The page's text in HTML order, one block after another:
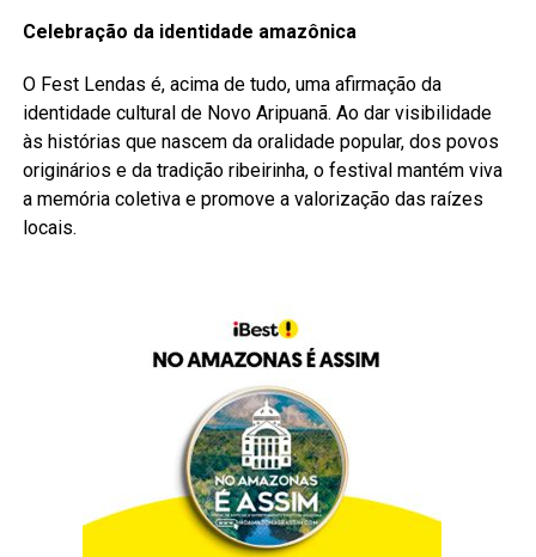
Celebração da identidade amazônica
O Fest Lendas é, acima de tudo, uma afirmação da
identidade cultural de Novo Aripuanã. Ao dar visibilidade
às histórias que nascem da oralidade popular, dos povos
originários e da tradição ribeirinha, o festival mantém viva
a memória coletiva e promove a valorização das raízes
locais.